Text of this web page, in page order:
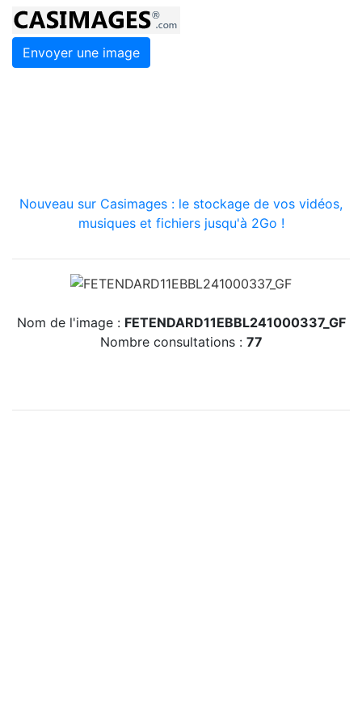
Envoyer une image
Nouveau sur Casimages : le stockage de vos vidéos,
musiques et fichiers jusqu'à 2Go !
Nom de l'image : FETENDARD11EBBL241000337_GF
Nombre consultations : 77